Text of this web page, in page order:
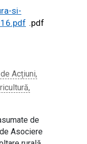
si-
.pdf
Acțiuni
de
Asociere